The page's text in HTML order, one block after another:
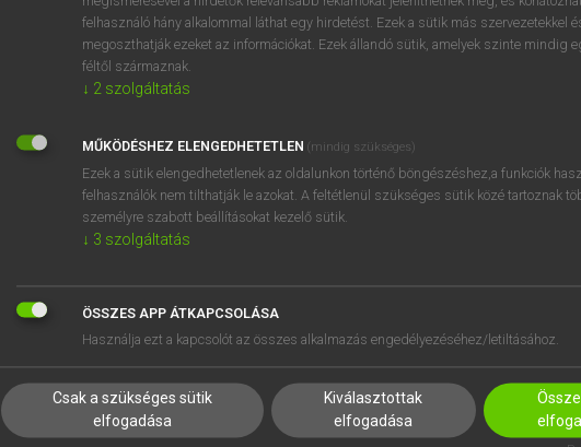
REGISZTRÁCIÓ
EGYÉNI FELHASZNÁLÓKNAK
TANULÓKNAK
VÁLLALATI MEGOLDÁSOK
SÚGÓ
RÓLUNK
SÜTI BEÁLLÍTÁSOK
felhasználó hány alkalommal láthat egy hirdetést. Ezek a sütik más szervezetekkel
megoszthatják ezeket az információkat. Ezek állandó sütik, amelyek szinte mindig
féltől származnak.
↓ 2 szolgáltatás
MŰKÖDÉSHEZ ELENGEDHETETLEN (mindig szükséges)
Ezek a sütik elengedhetetlenek az oldalunkon történő böngészéshez,a funkciók
felhasználók nem tilthatják le azokat. A feltétlenül szükséges sütik közé tartoznak
személyre szabott beállításokat kezelő sütik.
↓ 3 szolgáltatás
ÖSSZES APP ÁTKAPCSOLÁSA
Használja ezt a kapcsolót az összes alkalmazás engedélyezéséhez/letiltásához.
Csak a szükséges sütik
elfogadása
Kiválasztottak
elfogadása